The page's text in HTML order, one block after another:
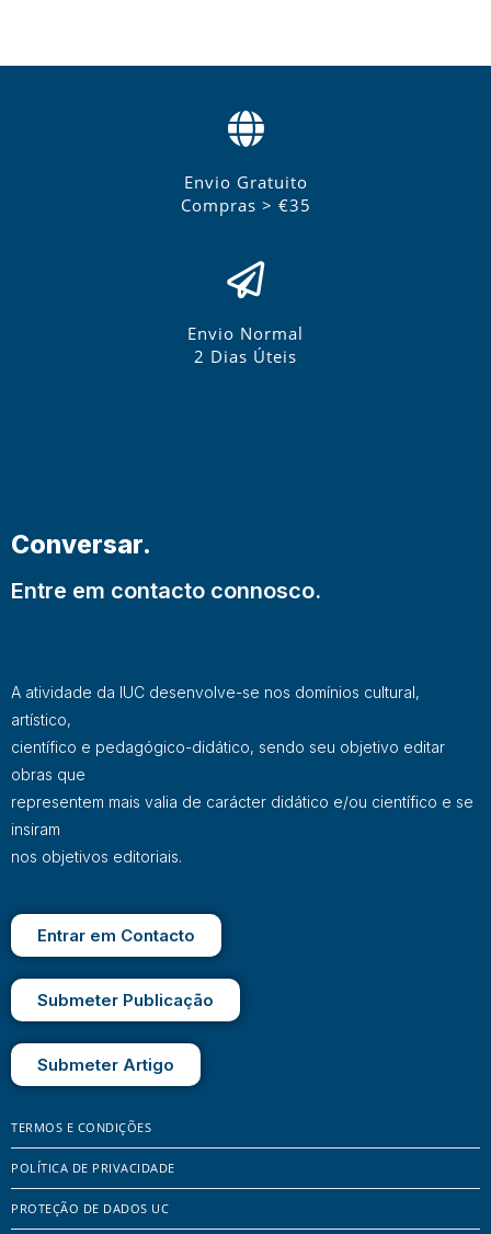
Envio Gratuito
Compras > €35
Envio Normal
2 Dias Úteis
Conversar.
Entre em contacto connosco.
A atividade da IUC desenvolve-se nos domínios cultural,
artístico,
científico e pedagógico-didático, sendo seu objetivo editar
obras que
representem mais valia de carácter didático e/ou científico e se
insiram
nos objetivos editoriais.
Entrar em Contacto
Submeter Publicação
Submeter Artigo
TERMOS E CONDIÇÕES
POLÍTICA DE PRIVACIDADE
PROTEÇÃO DE DADOS UC